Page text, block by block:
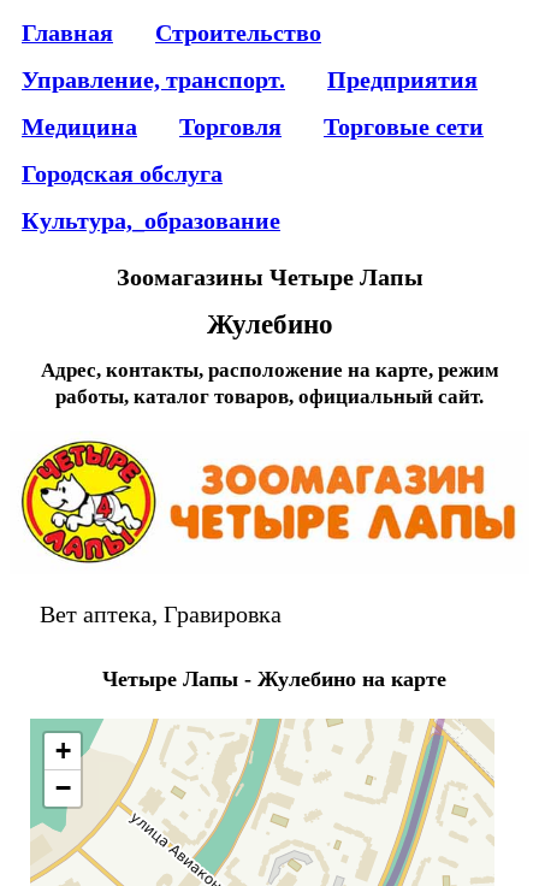
Главная
Строительство
Управление, транспорт.
Предприятия
Медицина
Торговля
Торговые сети
Городская обслуга
Культура,_образование
Зоомагазины Четыре Лапы
Жулебино
Адрес, контакты, расположение на карте, режим
работы, каталог товаров, официальный сайт.
Вет аптека, Гравировка
Четыре Лапы - Жулебино на карте
+
−